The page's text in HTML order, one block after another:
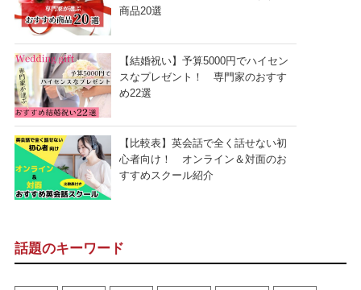
商品20選
【結婚祝い】予算5000円でハイセン
スなプレゼント！ 専門家のおすす
め22選
【比較表】英会話で全く話せない初
心者向け！ オンライン＆対面のお
すすめスクール紹介
話題のキーワード